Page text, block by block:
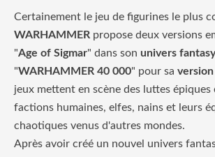
Certainement le jeu de figurines le plus
WARHAMMER propose deux versions
"Age of Sigmar" dans son univers fantasy
"WARHAMMER 40 000" pour sa
jeux mettent en scène des luttes épiques
factions humaines, elfes, nains et leurs
chaotiques venus d'autres mondes.
Après avoir créé un nouvel univers